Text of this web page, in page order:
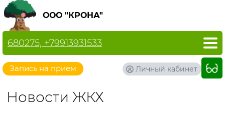
ООО "КРОНА"
Запись на прием
680275, +79913931533
Личный кабинет
Новости ЖКХ